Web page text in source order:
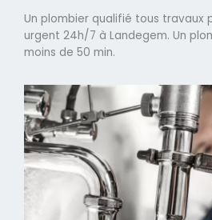
Un plombier qualifié tous travaux
urgent 24h/7 à Landegem. Un
moins de 50 min.